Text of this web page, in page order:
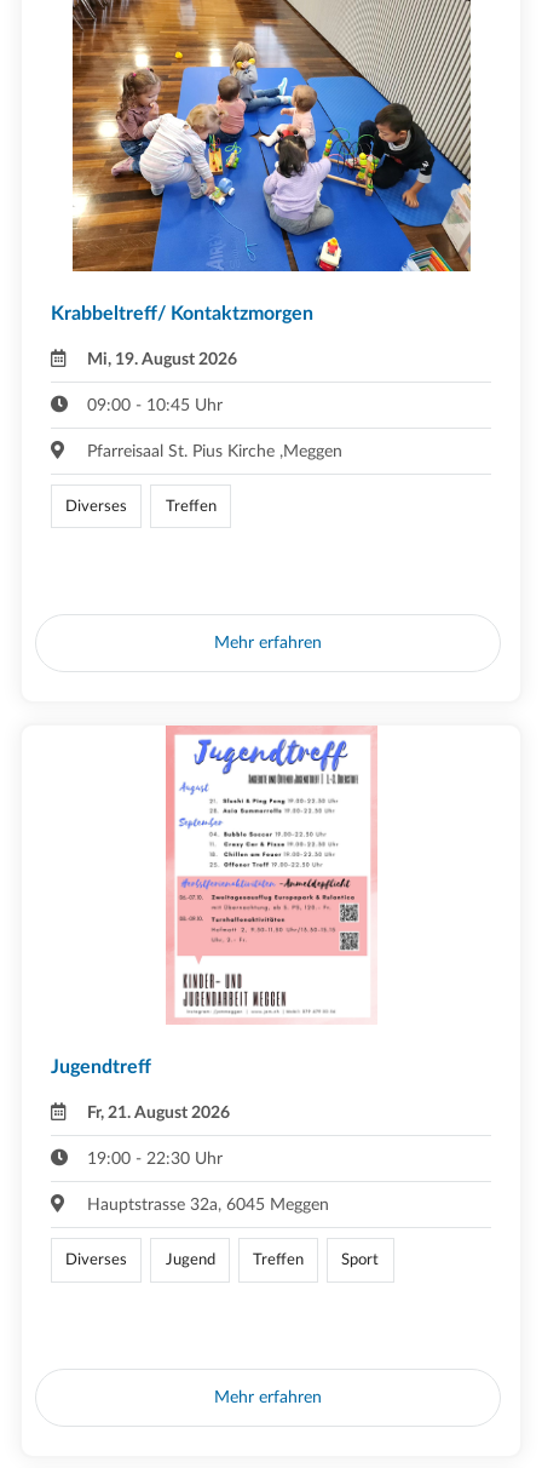
Krabbeltreff/ Kontaktzmorgen
Mi, 19. August 2026
09:00 - 10:45 Uhr
Pfarreisaal St. Pius Kirche ,Meggen
Diverses Treffen
Mehr erfahren
Jugendtreff
Fr, 21. August 2026
19:00 - 22:30 Uhr
Hauptstrasse 32a, 6045 Meggen
Diverses Jugend Treffen Sport
Mehr erfahren